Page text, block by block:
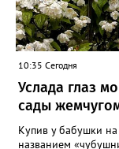
10:35 Сегодня
Услада глаз
сады
Купив у бабушки
названием